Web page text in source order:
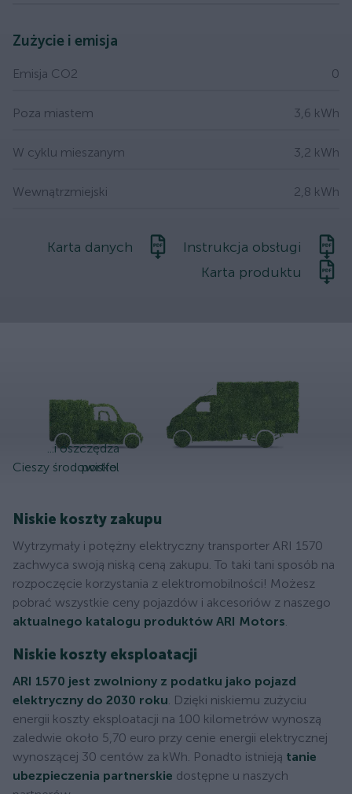
Zużycie i emisja
Emisja CO2 0
Poza miastem 3,6 kWh
W cyklu mieszanym 3,2 kWh
Wewnątrzmiejski 2,8 kWh
Karta danych
Instrukcja obsługi
Karta produktu
Cieszy środowisko.
...i oszczędza
portfel
Niskie koszty zakupu
Wytrzymały i potężny elektryczny transporter ARI 1570
zachwyca swoją niską ceną zakupu. To taki tani sposób na
rozpoczęcie korzystania z elektromobilności! Możesz
pobrać wszystkie ceny pojazdów i akcesoriów z naszego
aktualnego katalogu produktów ARI Motors
Niskie koszty eksploatacji
ARI 1570 jest zwolniony z podatku jako pojazd
elektryczny do 2030 roku . Dzięki niskiemu zużyciu
energii koszty eksploatacji na 100 kilometrów wynoszą
zaledwie około 5,70 euro przy cenie energii elektrycznej
wynoszącej 30 centów za kWh. Ponadto istnieją tanie
ubezpieczenia partnerskie dostępne u naszych